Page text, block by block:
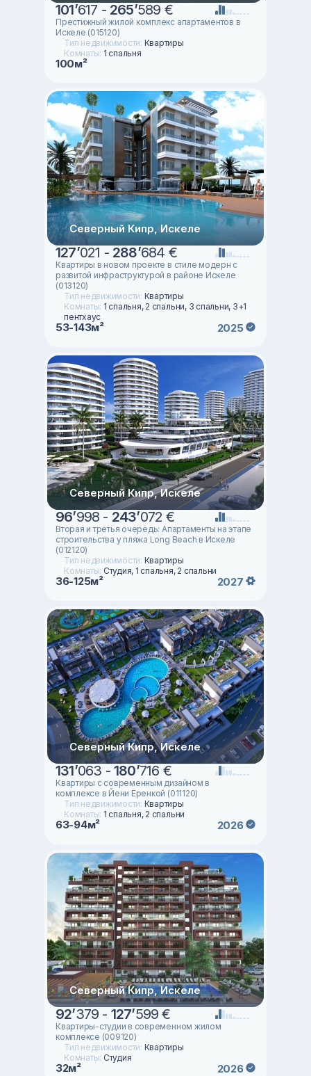
101’617 - 265’589 €
Престижный жилой комплекс апартаментов в
Искеле (015120)
Тип недвижимости: Квартиры
Комнаты: 1 спальня
100м²
Северный Кипр, Искеле
127’021 - 288’684 €
Квартиры в новом проекте в стиле модерн с
развитой инфраструктурой в районе Искеле
(013120)
Тип недвижимости: Квартиры
Комнаты: 1 спальня, 2 спальни, 3 спальни, 3+1
пентхаус
53-143м² 2025
Северный Кипр, Искеле
96’998 - 243’072 €
Вторая и третья очередь: Апартаменты на этапе
строительства у пляжа Long Beach в Искеле
(012120)
Тип недвижимости: Квартиры
Комнаты: Студия, 1 спальня, 2 спальни
36-125м² 2027
Северный Кипр, Искеле
131’063 -180’716 €
Квартиры с современным дизайном в
комплексе в Йени Еренкой (011120)
Тип недвижимости: Квартиры
Комнаты: 1 спальня, 2 спальни
63-94м² 2026
Северный Кипр, Искеле
92’379 - 127’599 €
Квартиры-студии в современном жилом
комплексе (009120)
Тип недвижимости: Квартиры
Комнаты: Студия
32м² 2026